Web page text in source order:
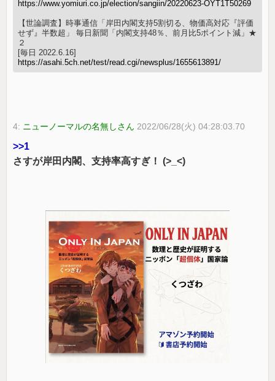
https://www.yomiuri.co.jp/election/sangiin/20220623-OYT1T50269
【世論調査】時事通信「岸田内閣支持5割切る、物価高対応『評価
せず』半数超」 毎日新聞「内閣支持48％、前月比5ポイント減」★
２
[毎日 2022.6.16]
https://asahi.5ch.net/test/read.cgi/newsplus/1655613891/
4: ニューノーマルの名無しさん 2022/06/28(火) 04:28:03.70
>>1
さすが岸田内閣、支持率高すぎ！ (>_<)